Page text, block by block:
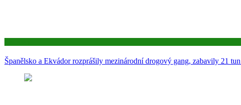
Španělsko a Ekvádor rozprášily mezinárodní drogový gang, zabavily 21